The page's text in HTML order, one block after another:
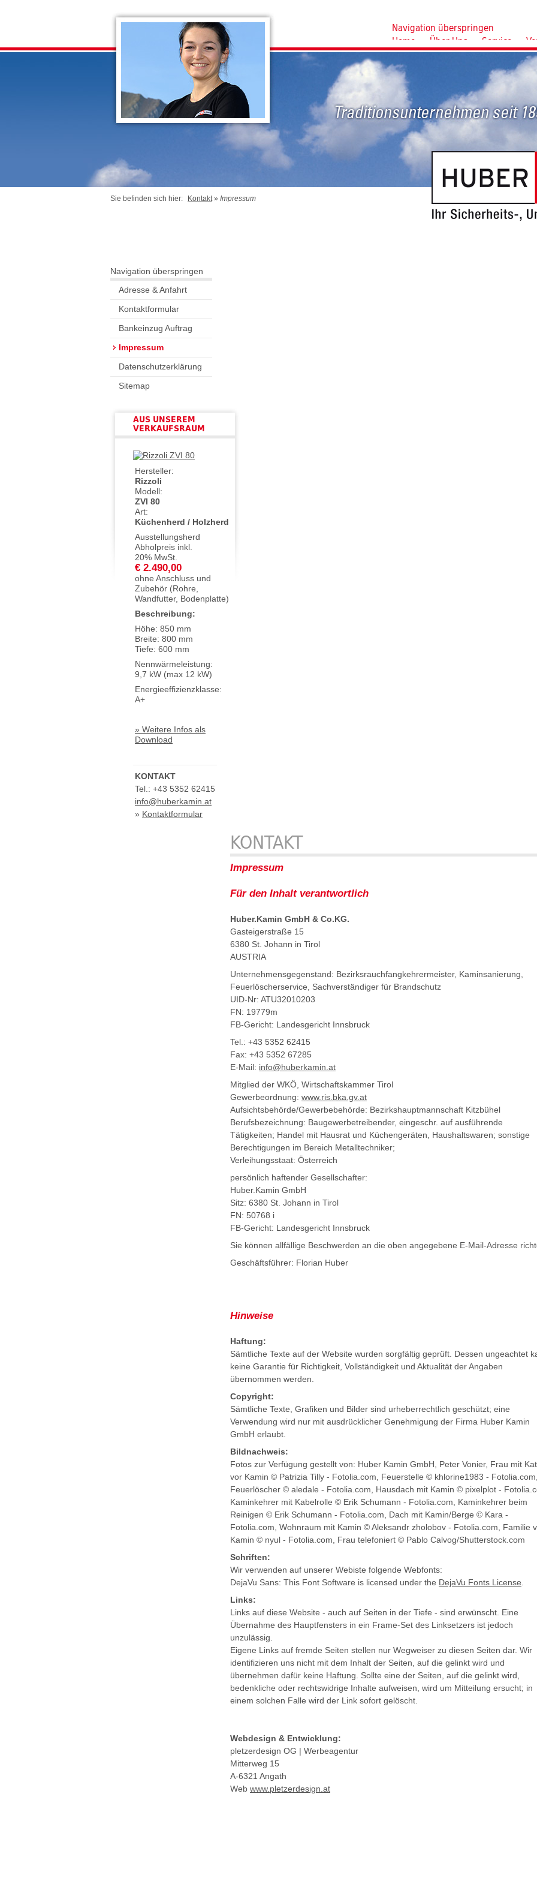
Navigation überspringen
Home
Über Uns Service
Sie befinden sich hier: Kontakt» Impressum
Navigation überspringen
Adresse & Anfahrt
Kontaktformular
Bankeinzug Auftrag
Impressum
Datenschutzerklärung
Sitemap
AUS UNSEREM
VERKAUFSRAUM
Hersteller:
Rizzoli
Modell:
ZVI 80
Art:
Küchenherd / Holzherd
Ausstellungsherd
Abholpreis inkl.
20% MwSt.
€ 2.490,00
ohne Anschluss und
Zubehör (Rohre,
Wandfutter, Bodenplatte)
Beschreibung:
Höhe: 850 mm
Breite: 800 mm
Tiefe: 600 mm
Nennwärmeleistung:
9,7 kW (max 12 kW)
Energieeffizienzklasse:
A+
» Weitere Infos als
Download
KONTAKT
Tel.: +43 5352 62415
info@huberkamin.at
» Kontaktformular
KONTAKT
Impressum
Für den Inhalt verantwortlich
Huber.Kamin GmbH & Co.KG.
Gasteigerstraße 15
6380 St. Johann in Tirol
AUSTRIA
Unternehmensgegenstand: Bezirksrauchfangkehrermeister, Kaminsanierung,
Feuerlöscherservice, Sachverständiger für Brandschutz
UID-Nr: ATU32010203
FN: 19779m
FB-Gericht: Landesgericht Innsbruck
Tel.: +43 5352 62415
Fax: +43 5352 67285
E-Mail: info@huberkamin.at
Mitglied der WKÖ, Wirtschaftskammer Tirol
Gewerbeordnung: www.ris.bka.gv.at
Aufsichtsbehörde/Gewerbebehörde: Bezirkshauptmannschaft Kitzbühel
Berufsbezeichnung: Baugewerbetreibender, eingeschr. auf ausführende
Tätigkeiten; Handel mit Hausrat und Küchengeräten, Haushaltswaren; sonstige
Berechtigungen im Bereich Metalltechniker;
Verleihungsstaat: Österreich
persönlich haftender Gesellschafter:
Huber.Kamin GmbH
Sitz: 6380 St. Johann in Tirol
FN: 50768 i
FB-Gericht: Landesgericht Innsbruck
Sie können allfällige Beschwerden an die oben angegebene E-Mail-Adresse
Geschäftsführer: Florian Huber
Hinweise
Haftung:
Sämtliche Texte auf der Website wurden sorgfältig geprüft. Dessen ungeachtet
keine Garantie für Richtigkeit, Vollständigkeit und Aktualität der Angaben
übernommen werden.
Copyright:
Sämtliche Texte, Grafiken und Bilder sind urheberrechtlich geschützt; eine
Verwendung wird nur mit ausdrücklicher Genehmigung der Firma Huber Kamin
GmbH erlaubt.
Bildnachweis:
Fotos zur Verfügung gestellt von: Huber Kamin GmbH, Peter Vonier, Frau mit
vor Kamin © Patrizia Tilly - Fotolia.com, Feuerstelle © khlorine1983 -
Feuerlöscher © aledale - Fotolia.com, Hausdach mit Kamin © pixelplot -
Kaminkehrer mit Kabelrolle © Erik Schumann - Fotolia.com, Kaminkehrer beim
Reinigen © Erik Schumann - Fotolia.com, Dach mit Kamin/Berge © Kara -
Fotolia.com, Wohnraum mit Kamin © Aleksandr zholobov - Fotolia.com, Familie
Kamin © nyul - Fotolia.com, Frau telefoniert © Pablo Calvog/Shutterstock.com
Schriften:
Wir verwenden auf unserer Webiste folgende Webfonts:
DejaVu Sans: This Font Software is licensed under the DejaVu Fonts License
Links:
Links auf diese Website - auch auf Seiten in der Tiefe - sind erwünscht. Eine
Übernahme des Hauptfensters in ein Frame-Set des Linksetzers ist jedoch
unzulässig.
Eigene Links auf fremde Seiten stellen nur Wegweiser zu diesen Seiten dar. Wir
identifizieren uns nicht mit dem Inhalt der Seiten, auf die gelinkt wird und
übernehmen dafür keine Haftung. Sollte eine der Seiten, auf die gelinkt wird,
bedenkliche oder rechtswidrige Inhalte aufweisen, wird um Mitteilung ersucht; in
einem solchen Falle wird der Link sofort gelöscht.
Webdesign & Entwicklung:
pletzerdesign OG | Werbeagentur
Mitterweg 15
A-6321 Angath
Web www.pletzerdesign.at